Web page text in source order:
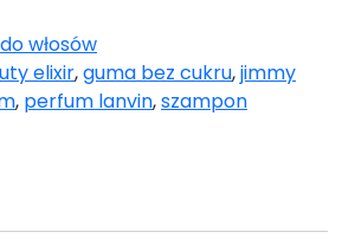
włosów
elixir,guma bez cukru,jimmy
, perfum lanvin,szampon